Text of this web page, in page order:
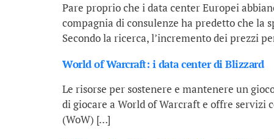
Pare proprio che i data center Europei
compagnia di consulenze ha predetto che la
Secondo la ricerca, l’incremento dei prezzi
World of Warcraft: i data center di Blizzard
Le risorse per sostenere e mantenere un
di giocare a World of Warcraft e offre servizi
(WoW) […]